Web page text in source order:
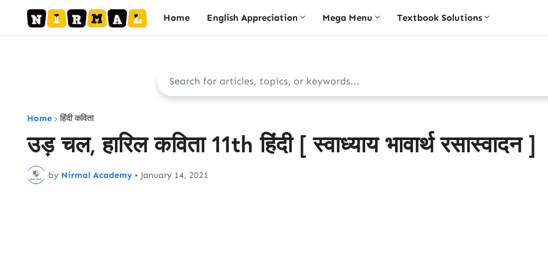
Home English Appreciation Mega Menu Textbook Solutions
Home हिंदी कविता
उड़ चल, हारिल कविता 11th हिंदी [ स्वाध्याय भावार्थ रसास्वादन ]
by Nirmal Academy • January 14, 2021